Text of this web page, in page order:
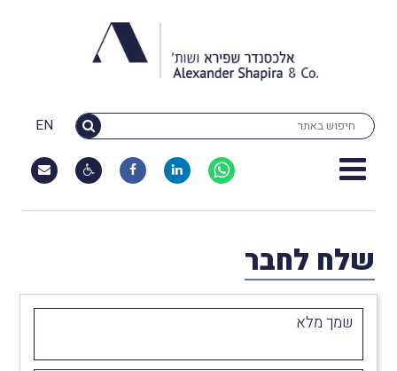
EN
שלח לחבר
שמך מלא